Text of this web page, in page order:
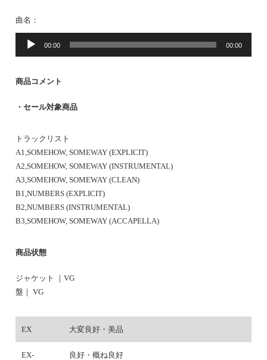
曲名：
音
ー
00:00 00:00
商品コメント
・セール対象商品
トラックリスト
A1,SOMEHOW, SOMEWAY (EXPLICIT)
A2,SOMEHOW, SOMEWAY (INSTRUMENTAL)
A3,SOMEHOW, SOMEWAY (CLEAN)
B1,NUMBERS (EXPLICIT)
B2,NUMBERS (INSTRUMENTAL)
B3,SOMEHOW, SOMEWAY (ACCAPELLA)
商品状態
ジャケット ｜VG
盤｜ VG
EX 大変良好・美品
EX- 良好・概ね良好